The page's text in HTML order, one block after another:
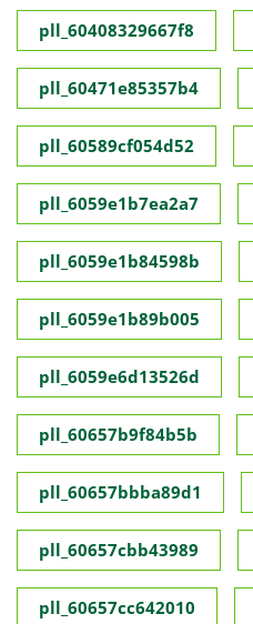
pll_60408329667f8
pll_60471e85357b4
pll_60589cf054d52
pll_6059e1b7ea2a7
pll_6059e1b84598b
pll_6059e1b89b005
pll_6059e6d13526d
pll_60657b9f84b5b
pll_60657bbba89d1
pll_60657cbb43989
pll_60657cc642010